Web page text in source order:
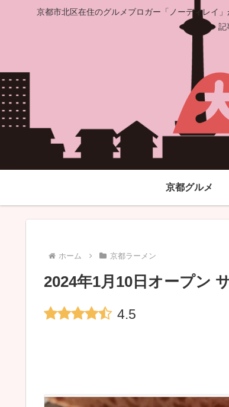
京都市北区在住のグルメブロガー「ノーディレイ
記
京都グルメ
ホーム 京都ラーメン
2024年1月10日オープン
4.5